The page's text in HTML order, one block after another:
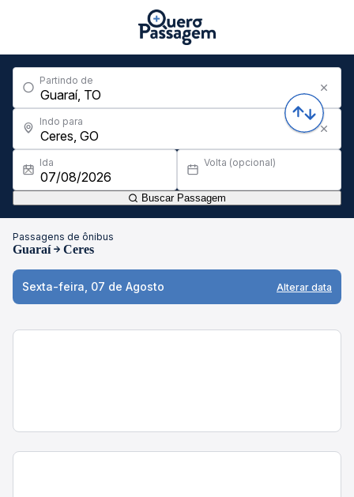
Partindo de
Indo para
Ida Volta (opcional)
Buscar Passagem
Passagens de ônibus
Guaraí Ceres
Sexta-feira, 07 de Agosto Alterar data